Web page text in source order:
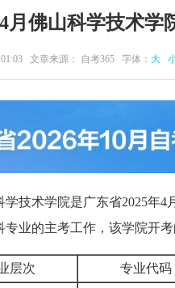
月佛山科学技术学
文章来源： 自考365 字体： 大
学技术学院是广东省2025年
专业的主考工作，该学院开考
层次 专业代码